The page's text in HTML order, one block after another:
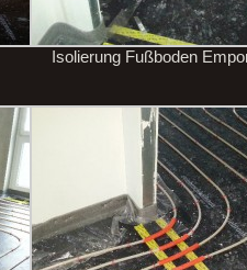
Isolierung Fußboden